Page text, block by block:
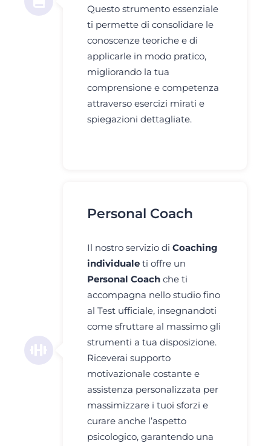
Questo strumento essenziale
ti permette di consolidare le
conoscenze teoriche e di
applicarle in modo pratico,
migliorando la tua
comprensione e competenza
attraverso esercizi mirati e
spiegazioni dettagliate.
Personal Coach
Il nostro servizio di Coaching
individuale ti offre un
Personal Coach che ti
accompagna nello studio fino
al Test ufficiale, insegnandoti
come sfruttare al massimo gli
strumenti a tua disposizione.
Riceverai supporto
motivazionale costante e
assistenza personalizzata per
massimizzare i tuoi sforzi e
curare anche l’aspetto
psicologico, garantendo una